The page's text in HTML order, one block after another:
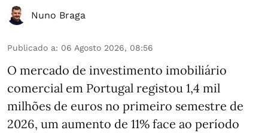
Nuno Braga
Publicado a: 06 Agosto 2026, 08:56
O mercado de investimento imobiliário
comercial em Portugal registou 1,4 mil
milhões de euros no primeiro semestre de
2026, um aumento de 11% face ao período